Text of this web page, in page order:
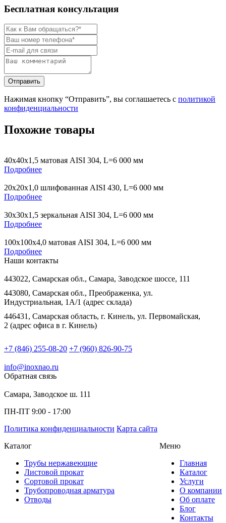
Бесплатная консультация
Нажимая кнопку “Отправить”, вы соглашаетесь с политикой
конфиденциальности
Похожие товары
40х40х1,5 матовая AISI 304, L=6 000 мм
Подробнее
20х20х1,0 шлифованная AISI 430, L=6 000 мм
Подробнее
30х30х1,5 зеркальная AISI 304, L=6 000 мм
Подробнее
100х100х4,0 матовая AISI 304, L=6 000 мм
Подробнее
Наши контакты
443022, Самарская обл., Самара, Заводское шоссе, 111
443080, Самарская обл., Преображенка, ул.
Индустриальная, 1А/1 (адрес склада)
446431, Самарская область, г. Кинель, ул. Первомайская,
2 (адрес офиса в г. Кинель)
+7 (846) 255-08-20 +7 (960) 826-90-75
info@inoxnao.ru
Обратная связь
Самара, Заводское ш. 111
ПН-ПТ 9:00 - 17:00
Политика конфиденциальности Карта сайта
Каталог
Трубы нержавеющие
Листовой прокат
Сортовой прокат
Трубопроводная арматура
Отводы
Меню
Главная
Каталог
Услуги
О компании
Об оплате
Блог
Контакты